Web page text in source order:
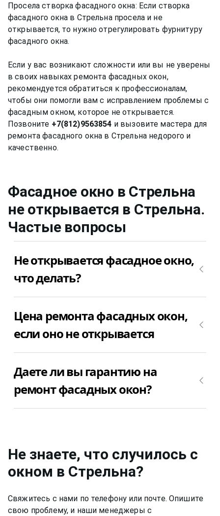
Просела створка фасадного окна: Если створка
фасадного окна в Стрельна просела и не
открывается, то нужно отрегулировать фурнитуру
фасадного окна.
Если у вас возникают сложности или вы не уверены
в своих навыках ремонта фасадных окон,
рекомендуется обратиться к профессионалам,
чтобы они помогли вам с исправлением проблемы с
фасадным окном, которое не открывается.
Позвоните +7(812)9563854 и вызовите мастера для
ремонта фасадного окна в Стрельна недорого и
Фасадное окно в Стрельна
не открывается в Стрельна.
Частые вопросы
Не открывается фасадное окно,
что делать?
Самое лучшего, что можно сделать – это вызвать
мастера для диагностики причины поломки
фасадных окон. После того, как мастер
ремонту фасадных окон. Позвоните
+7(812)9563854 и вызовите мастера для ремонта
фасадных окон в Стрельна недорого и
качественно.
Цена ремонта фасадных окон,
если оно не открывается
то стоимость ремонта зависит от поломки
фасадных окон. Позвоните +7(812)9563854 и
уточните, сколько будет стоить ремонт
Даете ли вы гарантию на
ремонт фасадных окон?
Не знаете, что случилось с
окном в Стрельна?
Свяжитесь с нами по телефону или почте. Опишите
свою проблему, и наши менеджеры с